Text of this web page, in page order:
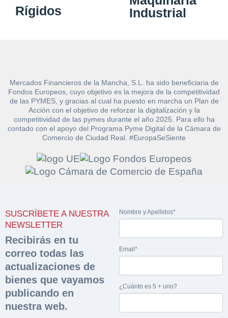
Rígidos
Industrial
Mercados Financieros de la Mancha, S.L. ha sido beneficiaria de
Fondos Europeos, cuyo objetivo es la mejora de la competitividad
de las PYMES, y gracias al cual ha puesto en marcha un Plan de
Acción con el objetivo de reforzar la digitalización y la
competitividad de las pymes durante el año 2025. Para ello ha
contado con el apoyo del Programa Pyme Digital de la Cámara de
Comercio de Ciudad Real. #EuropaSeSiente
SUSCRÍBETE A NUESTRA
NEWSLETTER
Recibirás en tu
correo todas las
actualizaciones de
bienes que vayamos
publicando en
nuestra web.
Nombre y Apellidos*
Email*
¿Cuánto es 5 + uno?
documentación
sobre la peritación
Rellene este formulario y recibirá en su email el
enlace para descargar la documentación
Nombre y Apellidos*
Hacer Oferta
Razón social* CIF/DNI Ofertante*
Teléfono* Email*
Nombre y Apellidos*
Sobre Merfinsa
Venta de bienes muebles
Vehículos